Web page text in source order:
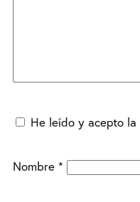
He leído y acepto la
Nombre *